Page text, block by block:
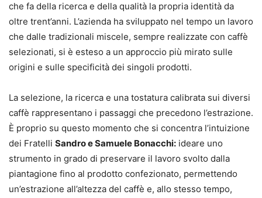
che fa della ricerca e della qualità la propria identità da
oltre trent’anni. L’azienda ha sviluppato nel tempo un lavoro
che dalle tradizionali miscele, sempre realizzate con caffè
selezionati, si è esteso a un approccio più mirato sulle
origini e sulle specificità dei singoli prodotti.
La selezione, la ricerca e una tostatura calibrata sui diversi
caffè rappresentano i passaggi che precedono l’estrazione.
È proprio su questo momento che si concentra l’intuizione
dei Fratelli Sandro e Samuele Bonacchi: ideare uno
strumento in grado di preservare il lavoro svolto dalla
piantagione fino al prodotto confezionato, permettendo
un’estrazione all’altezza del caffè e, allo stesso tempo,